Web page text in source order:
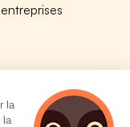
la
la